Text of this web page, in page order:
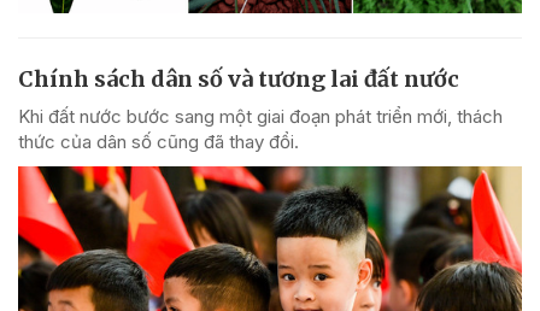
Chính sách dân số và tương lai đất nước
Khi đất nước bước sang một giai đoạn phát triển mới, thách
thức của dân số cũng đã thay đổi.